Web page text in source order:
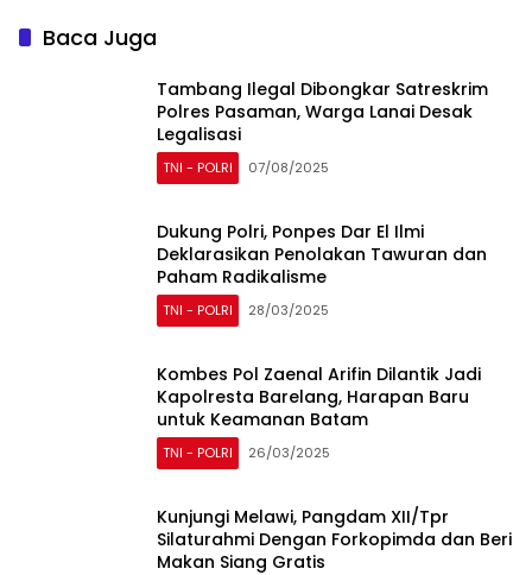
Baca Juga
Tambang Ilegal Dibongkar Satreskrim
Polres Pasaman, Warga Lanai Desak
Legalisasi
TNI - POLRI 07/08/2025
Dukung Polri, Ponpes Dar El Ilmi
Deklarasikan Penolakan Tawuran dan
Paham Radikalisme
TNI - POLRI 28/03/2025
Kombes Pol Zaenal Arifin Dilantik Jadi
Kapolresta Barelang, Harapan Baru
untuk Keamanan Batam
TNI - POLRI 26/03/2025
Kunjungi Melawi, Pangdam XII/Tpr
Silaturahmi Dengan Forkopimda dan Beri
Makan Siang Gratis